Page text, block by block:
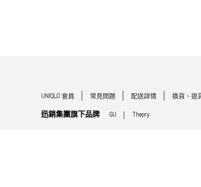
UNIQLO 會員 常見問題 配送詳情 換貨、退
迅銷集團旗下品牌 GU Theory